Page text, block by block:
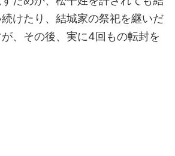
けたり、結城家の祭祀を継いだ
、その後、実に4回もの転封を